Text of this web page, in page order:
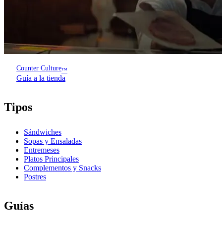
Counter Culture™
Guía a la tienda
Tipos
Sándwiches
Sopas y Ensaladas
Entremeses
Platos Principales
Complementos y Snacks
Postres
Guías